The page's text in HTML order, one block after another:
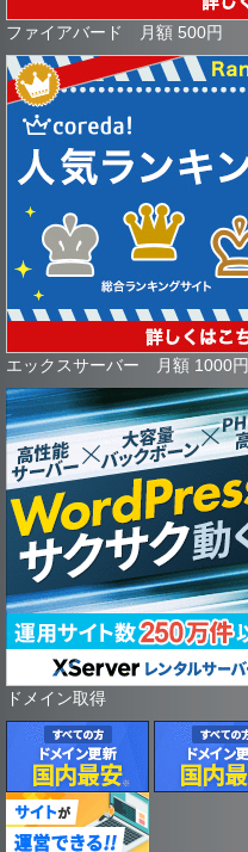
ファイアバード 月額 500円
エックスサーバー 月額 1000円
ドメイン取得